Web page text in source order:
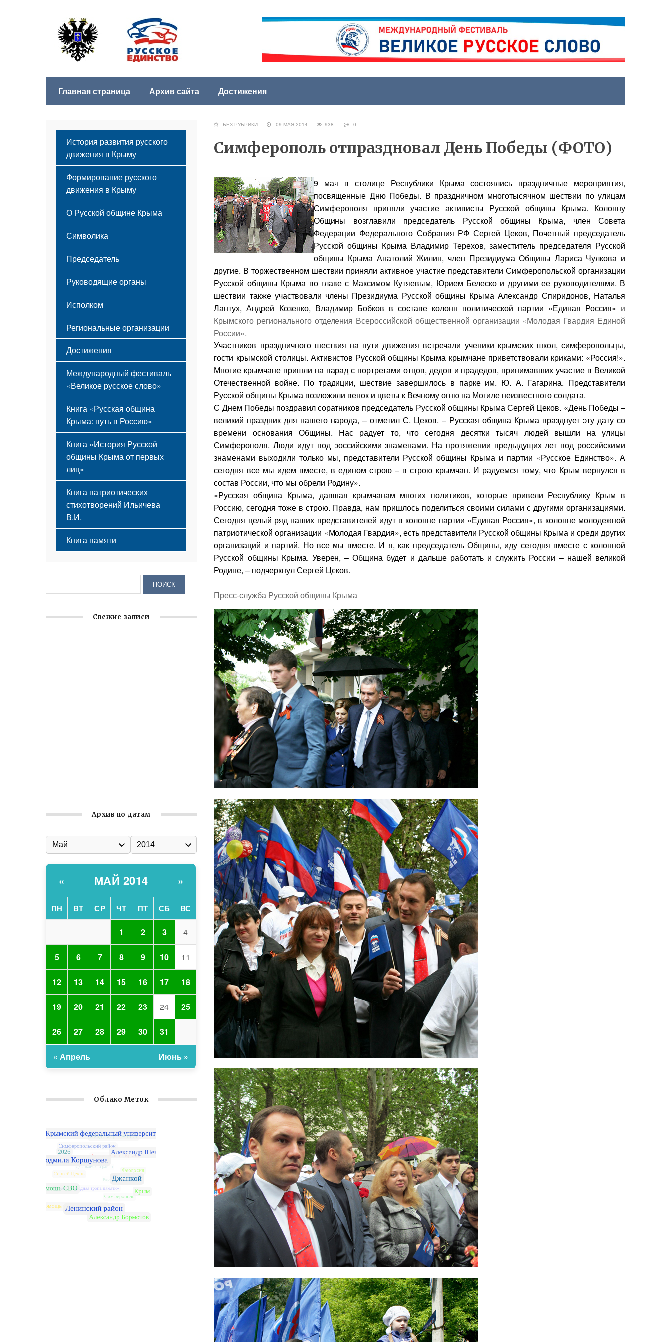
Главная страница Архив сайта Достижения
БЕЗ РУБРИКИ 09 МАЯ 2014 938 0
Симферополь отпраздновал День Победы (ФОТО)
9 мая в столице Республики Крыма состоялись праздничные мероприятия,
посвященные Дню Победы. В праздничном многотысячном шествии по улицам
Симферополя приняли участие активисты Русской общины Крыма. Колонну
Общины возглавили председатель Русской общины Крыма, член Совета
Федерации Федерального Собрания РФСергей Цеков, Почетный председатель
Русской общины Крыма Владимир Терехов, заместитель председателя Русской
общины Крыма Анатолий Жилин, член Президиума Общины Лариса Чулкова и
другие. В торжественном шествии приняли активное участие представители Симферопольской организации
Русской общины Крыма во главе с Максимом Кутяевым, Юрием Белеско и другими ее руководителями. В
шествии также участвовали члены Президиума Русской общины КрымаАлександр Спиридонов, Наталья
Лантух, Андрей Козенко, Владимир Бобков в составе колонн политической партии «Единая Россия» и
Крымского регионального отделения Всероссийской общественной организации «Молодая Гвардия Единой
России».
Участников праздничного шествия на пути движения встречали ученики крымских школ, симферопольцы,
гости крымской столицы. Активистов Русской общины Крыма крымчане приветствовали криками: «Россия!».
Многие крымчане пришли на парад с портретами отцов, дедов и прадедов, принимавших участие в Великой
Отечественной войне. По традиции, шествие завершилось в парке им. Ю. А. Гагарина. Представители
Русской общины Крыма возложили венок и цветы к Вечному огню на Могиле неизвестного солдата.
С Днем Победы поздравил соратников председатель Русской общины Крыма Сергей Цеков. «День Победы –
великий праздник для нашего народа, – отметил С. Цеков. – Русская община Крыма празднует эту дату со
времени основания Общины. Нас радует то, что сегодня десятки тысяч людей вышли на улицы
Симферополя. Люди идут под российскими знаменами. На протяжении предыдущих лет под российскими
знаменами выходили только мы, представители Русской общины Крыма и партии «Русское Единство». А
сегодня все мы идем вместе, в едином строю – в строю крымчан. И радуемся тому, что Крым вернулся в
состав России, что мы обрели Родину».
«Русская община Крыма, давшая крымчанам многих политиков, которые привели Республику Крым в
Россию, сегодня тоже в строю. Правда, нам пришлось поделиться своими силами с другими организациями.
Сегодня целый ряд наших представителей идут в колонне партии «Единая Россия», в колонне молодежной
патриотической организации «Молодая Гвардия», есть представители Русской общины Крыма и среди других
организаций и партий. Но все мы вместе. И я, как председатель Общины, иду сегодня вместе с колонной
Русской общины Крыма. Уверен, – Община будет и дальше работать и служить России – нашей великой
Родине, – подчеркнул Сергей Цеков.
Пресс-служба Русской общины Крыма
История развития русского
движения в Крыму
Формирование русского
движения в Крыму
Русский Крым
О Русской общине Крыма
Этапы становления
Принципы деятельности
Структура
Мероприятия
Символика
Флаг
Герб
Гимн
Председатель
Руководящие органы
Исполком
Региональные организации
Достижения
Международный фестиваль
«Великое русское слово»
Книга «Русская община
Крыма: путь в Россию»
Книга «История Русской
общины Крыма от первых
лиц»
Книга патриотических
стихотворений Ильичева
В.И.
Книга памяти
Свежие записи
Архив по датам
« МАЙ 2014 »
ПН ВТ СР ЧТ ПТ СБ ВС
1 2 3 4
5 6 7 8 9 10 11
12 13 14 15 16 17 18
19 20 21 22 23 24 25
26 27 28 29 30 31
« Апрель Июнь »
Облако Меток